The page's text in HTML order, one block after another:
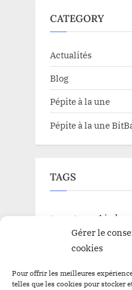
Gérer le
cookies
Pour offrir les meilleures
telles que les cookies pour stocker
CATEGORY
Actualités
Blog
Pépite à la une
Pépite à la une
TAGS
$BBC $YEM Airdrop
$BBC Airdrops
Binance